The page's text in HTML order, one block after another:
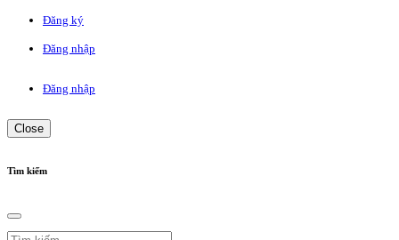
Đăng ký
Đăng nhập
Đăng nhập
Close
Tìm kiếm